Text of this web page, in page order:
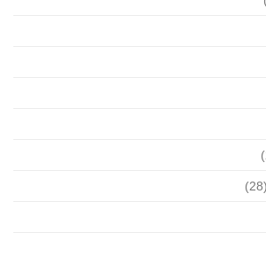
(28)